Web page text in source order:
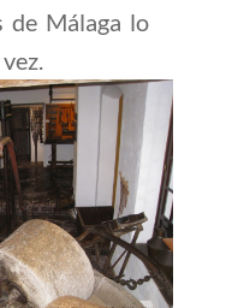
de Málaga lo